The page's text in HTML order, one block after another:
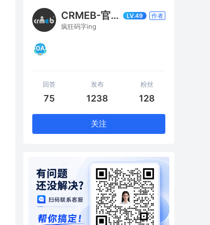
CRMEB-官方发布 LV.49 作者
疯狂码字ing
回答
75
发布
1238
粉丝
128
关注